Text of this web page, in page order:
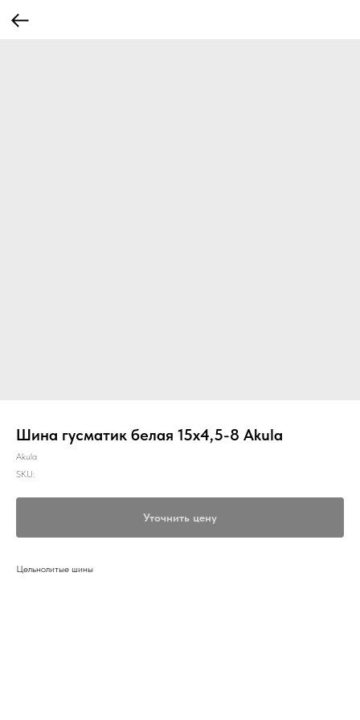
Шина гусматик белая 15х4,5-8 Akula
Akula
SKU:
Уточнить цену
Цельнолитые шины